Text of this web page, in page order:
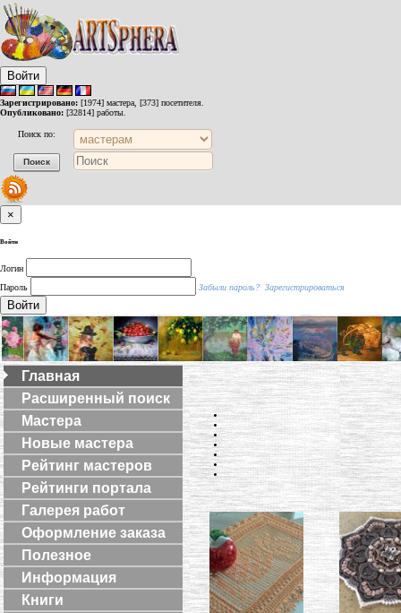
Войти
Зарегистрировано: [1974] мастера, [373] посетителя.
Опубликовано: [32814] работы.
Поиск по:
×
Войти
Логин
Пароль
Забыли пароль? Зарегистрироваться
Войти
Главная
Расширенный поиск
Мастера
Новые мастера
Рейтинг мастеров
Рейтинги портала
Галерея работ
Оформление заказа
Полезное
Информация
Книги